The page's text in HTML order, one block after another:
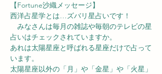
【Fortune沙織メッセージ】
西洋占星学とは…ズバリ星占いです！
みなさんは毎月の雑誌や毎朝のテレビの星
占いはチェックされていますか。
あれは太陽星座と呼ばれる星座だけで占って
います。
太陽星座以外の「月」や「金星」や「火星」